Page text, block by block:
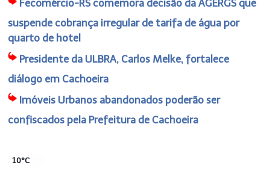
Fecomércio-RS comemora decisão da AGERGS que
suspende cobrança irregular de tarifa de água por
quarto de hotel
Presidente da ULBRA, Carlos Melke, fortalece
diálogo em Cachoeira
Imóveis Urbanos abandonados poderão ser
confiscados pela Prefeitura de Cachoeira
10°C